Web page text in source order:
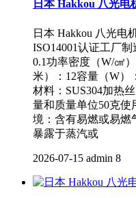
日本 Hakkou 八光电
日本 Hakkou 八光电
ISO14001认证工厂
0.1功率密度（W/㎠
米）：12容量（W）
材料：SUS304加热
量和质量单位50克
境：含有易燃或易燃
暴露于蒸汽或
2026-07-15 admin 8